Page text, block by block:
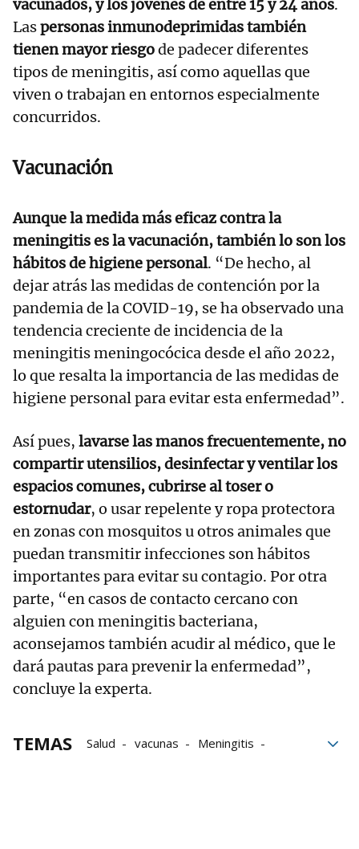
vacunados, y los jóvenes de entre 15 y 24 años.
Laspersonas inmunodeprimidas también
tienen mayor riesgode padecer diferentes
tipos de meningitis, así como aquellas que
viven o trabajan en entornos especialmente
concurridos.
Vacunación
Aunque la medida más eficaz contra la
meningitis es la vacunación, también lo son los
hábitos de higiene personal. “De hecho, al
dejar atrás las medidas de contención por la
pandemia de la COVID-19, se ha observado una
tendencia creciente de incidencia de la
meningitis meningocócica desde el año 2022,
lo que resalta la importancia de las medidas de
higiene personal para evitar esta enfermedad”.
Así pues, lavarse las manos frecuentemente, no
compartir utensilios, desinfectar y ventilar los
espacios comunes, cubrirse al toser o
estornudar, o usar repelente y ropa protectora
en zonas con mosquitos u otros animales que
puedan transmitir infecciones son hábitos
importantes para evitar su contagio. Por otra
parte, “en casos de contacto cercano con
alguien con meningitis bacteriana,
aconsejamos también acudir al médico, que le
dará pautas para prevenir la enfermedad”,
concluye la experta.
TEMAS Salud vacunas
Meningitis